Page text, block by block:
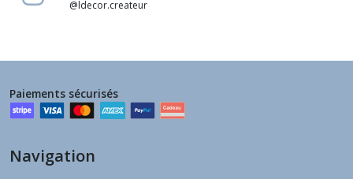
@ldecor.createur
Paiements sécurisés
Navigation